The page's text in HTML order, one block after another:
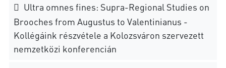
Ultra omnes fines: Supra-Regional Studies on
Brooches from Augustus to Valentinianus -
Kollégáink részvétele a Kolozsváron szervezett
nemzetközi konferencián